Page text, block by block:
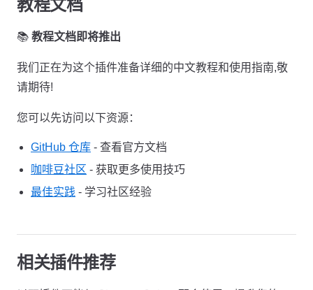
教程文档
📚 教程文档即将推出
我们正在为这个插件准备详细的中文教程和使用指南,敬
请期待!
您可以先访问以下资源：
GitHub 仓库 - 查看官方文档
咖啡豆社区 - 获取更多使用技巧
最佳实践 - 学习社区经验
相关插件推荐